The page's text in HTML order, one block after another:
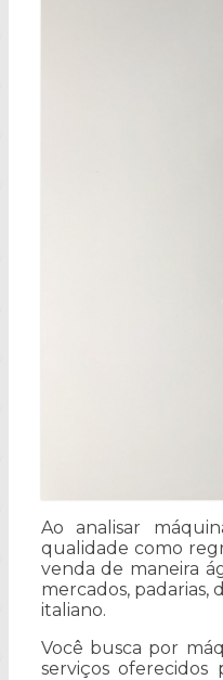
Ao analisar
qualidade como
venda de maneira
mercados,
italiano.
Você busca por
serviços